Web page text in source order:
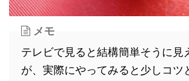
メモ
テレビで見ると結構簡単そうに見
が、実際にやってみると少しコツ